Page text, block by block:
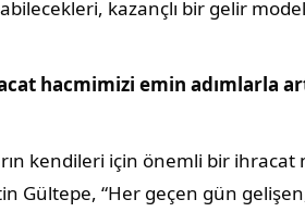
kazançlı bir gelir
hacmimizi emin adımlarla
kendileri için önemli bir ihracat
Gültepe, “Her geçen gün